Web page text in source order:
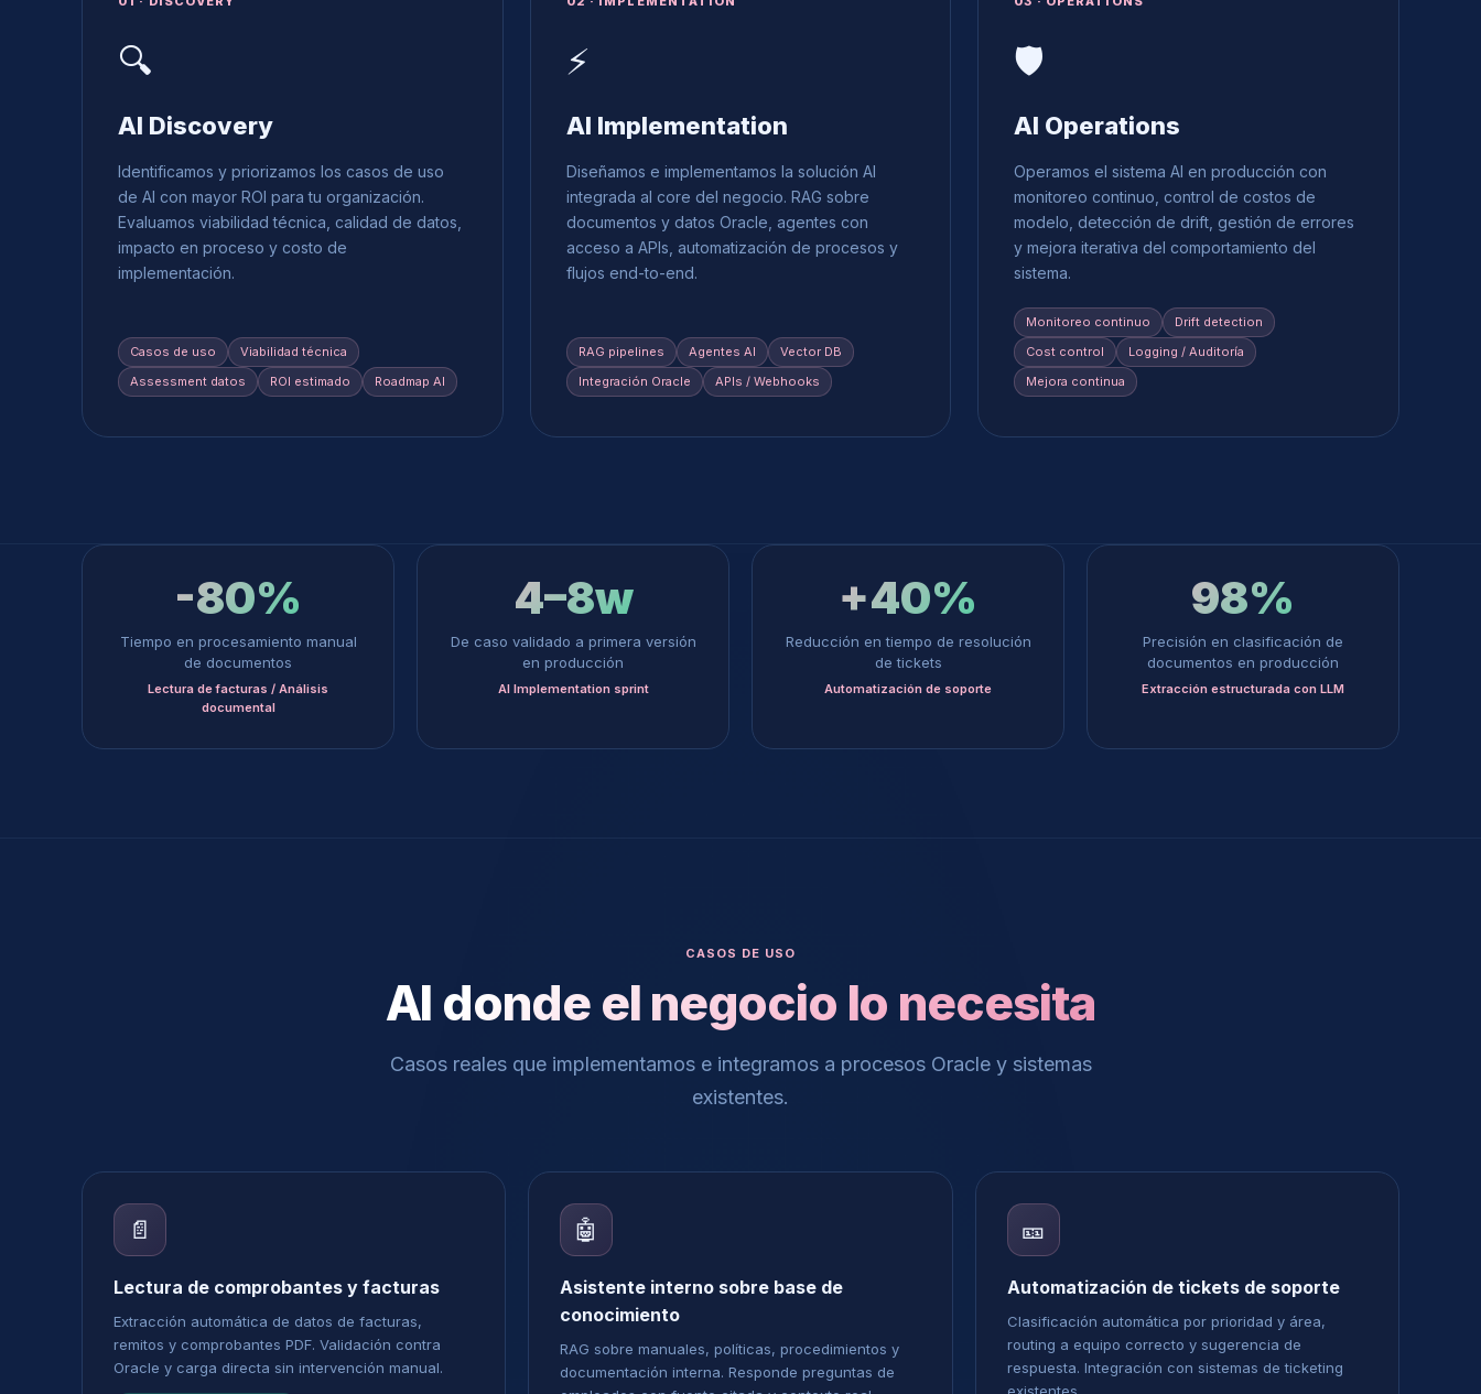
🔍
AI Discovery
Identificamos y priorizamos los casos de uso
de AI con mayor ROI para tu organización.
Evaluamos viabilidad técnica, calidad de datos,
impacto en proceso y costo de
implementación.
Casos de uso
Viabilidad técnica
Assessment datos
ROI estimado Roadmap AI
⚡
AI Implementation
Diseñamos e implementamos la solución AI
integrada al core del negocio. RAG sobre
documentos y datos Oracle, agentes con
acceso a APIs, automatización de procesos y
flujos end-to-end.
RAG pipelines Agentes AI
Vector DB
Integración Oracle
APIs / Webhooks
🛡️
AI Operations
Operamos el sistema AI en producción con
monitoreo continuo, control de costos de
modelo, detección de drift, gestión de errores
y mejora iterativa del comportamiento del
sistema.
Monitoreo continuo
Drift detection
Cost control
Logging / Auditoría
Mejora continua
-80%
Tiempo en procesamiento manual
de documentos
Lectura de facturas / Análisis
documental
4–8w
De caso validado a primera versión
en producción
AI Implementation sprint
+40%
Reducción en tiempo de resolución
de tickets
Automatización de soporte
98%
Precisión en clasificación de
documentos en producción
Extracción estructurada con LLM
CASOS DE USO
AI donde el negocio lo necesita
Casos reales que implementamos e integramos a procesos Oracle y sistemas
existentes.
📄
Lectura de comprobantes y facturas
Extracción automática de datos de facturas,
remitos y comprobantes PDF. Validación contra
Oracle y carga directa sin intervención manual.
🤖
Asistente interno sobre base de
conocimiento
RAG sobre manuales, políticas, procedimientos y
documentación interna. Responde preguntas de
🎫
Automatización de tickets de soporte
Clasificación automática por prioridad y área,
routing a equipo correcto y sugerencia de
respuesta. Integración con sistemas de ticketing